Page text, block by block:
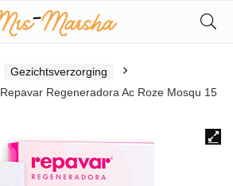
Gezichtsverzorging
Repavar Regeneradora Ac Roze Mosqu 15